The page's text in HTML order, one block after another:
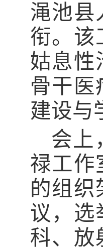
渑池县
衔。该
姑息性
骨干医
建设与
会上
禄工作
的组织
议，选
科、放